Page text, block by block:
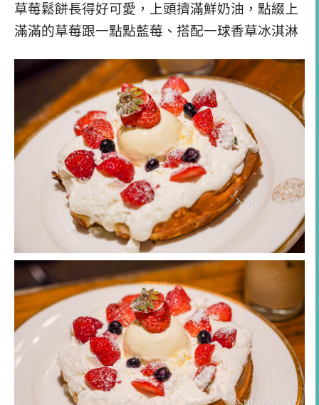
草莓鬆餅長得好可愛，上頭擠滿鮮奶油，點綴上
滿滿的草莓跟一點點藍莓、搭配一球香草冰淇淋